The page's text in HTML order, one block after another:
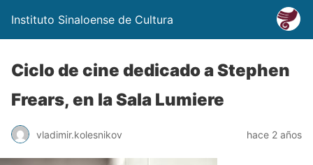
Instituto Sinaloense de Cultura
Ciclo de cine dedicado a Stephen
Frears, en la Sala Lumiere
vladimir.kolesnikov hace 2 años